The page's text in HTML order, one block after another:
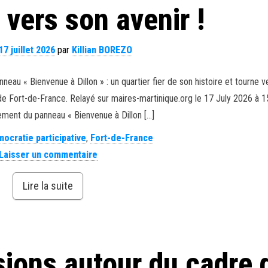
son avenir !
juillet 2026par Killian BOREZO
« Bienvenue à Dillon » : un quartier fier de son histoire et tourne
Fort-de-France. Relayé sur maires-martinique.org le 17 July 2026 à
du panneau « Bienvenue à Dillon […]
participative, Fort-de-France
un commentaire
Lire la suite